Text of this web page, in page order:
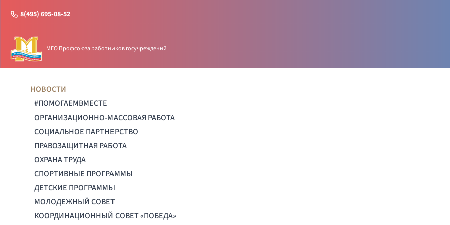
8(495) 695-08-52
МГО Профсоюза работников госучреждений
НОВОСТИ
#ПОМОГАЕМВМЕСТЕ
ОРГАНИЗАЦИОННО-МАССОВАЯ РАБОТА
СОЦИАЛЬНОЕ ПАРТНЕРСТВО
ПРАВОЗАЩИТНАЯ РАБОТА
ОХРАНА ТРУДА
СПОРТИВНЫЕ ПРОГРАММЫ
ДЕТСКИЕ ПРОГРАММЫ
МОЛОДЕЖНЫЙ СОВЕТ
КООРДИНАЦИОННЫЙ СОВЕТ «ПОБЕДА»